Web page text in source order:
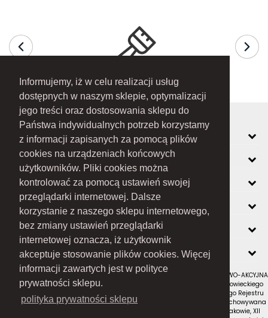
Informujemy, iż w celu realizacji usług
dostępnych w naszym sklepie, optymalizacji
jego treści oraz dostosowania sklepu do
Państwa indywidualnych potrzeb korzystamy
z informacji zapisanych za pomocą plików
cookies na urządzeniach końcowych
użytkowników. Pliki cookies można
kontrolować za pomocą ustawień swojej
przeglądarki internetowej. Dalsze
korzystanie z naszego sklepu internetowego,
bez zmiany ustawień przeglądarki
internetowej oznacza, iż użytkownik
akceptuje stosowanie plików cookies. Więcej
informacji zawartych jest w polityce
prywatności sklepu.
polityka prywatności sklepu
MOJE KONTO
INFORMACJE
O FIRMIE
ZOBACZ RÓWNIEŻ
KONTAKT
NEWSLETTER
RAMEX SPÓŁKA Z OGRANICZONĄ ODPOWIEDZIALNOŚCIĄ SPÓŁKA KOMANDYTOWO-AKCYJNA
z siedzibą w Nowym Sączu (adres siedziby i adres do doręczeń: ul. Wiśniowieckiego
123 C, 33-300 Nowy Sącz); wpisana do Rejestru Przedsiębiorców Krajowego Rejestru
Sądowego pod numerem KRS 0000434051; sąd rejestrowy, w którym przechowywana
jest dokumentacja spółki: Sąd Rejonowy dla Krakowa-Śródmieścia w Krakowie, XII